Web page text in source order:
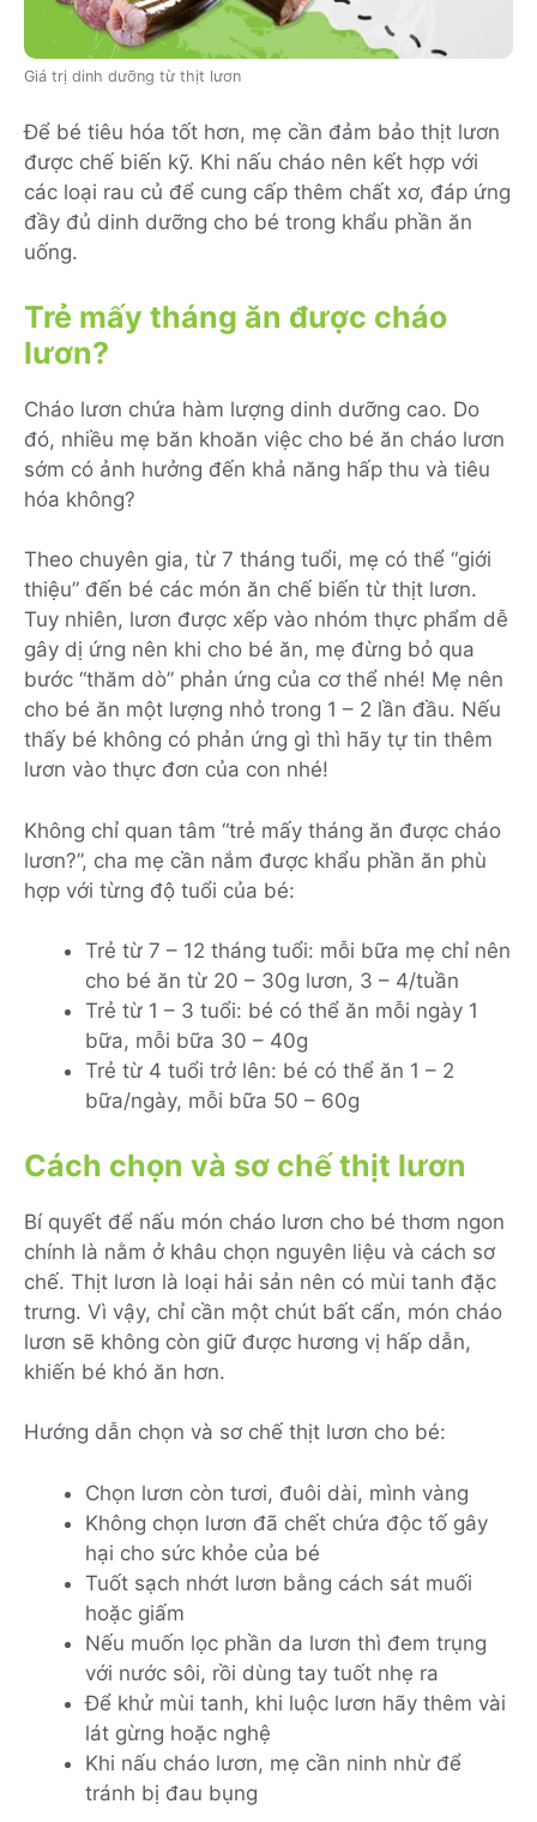
Giá trị dinh dưỡng từ thịt lươn
Để bé tiêu hóa tốt hơn, mẹ cần đảm bảo thịt lươn
được chế biến kỹ. Khi nấu cháo nên kết hợp với
các loại rau củ để cung cấp thêm chất xơ, đáp ứng
đầy đủ dinh dưỡng cho bé trong khẩu phần ăn
uống.
Trẻ mấy tháng ăn được cháo
lươn?
Cháo lươn chứa hàm lượng dinh dưỡng cao. Do
đó, nhiều mẹ băn khoăn việc cho bé ăn cháo lươn
sớm có ảnh hưởng đến khả năng hấp thu và tiêu
hóa không?
Theo chuyên gia, từ 7 tháng tuổi, mẹ có thể “giới
thiệu” đến bé các món ăn chế biến từ thịt lươn.
Tuy nhiên, lươn được xếp vào nhóm thực phẩm dễ
gây dị ứng nên khi cho bé ăn, mẹ đừng bỏ qua
bước “thăm dò” phản ứng của cơ thể nhé! Mẹ nên
cho bé ăn một lượng nhỏ trong 1 – 2 lần đầu. Nếu
thấy bé không có phản ứng gì thì hãy tự tin thêm
lươn vào thực đơn của con nhé!
Không chỉ quan tâm “trẻ mấy tháng ăn được cháo
lươn?”, cha mẹ cần nắm được khẩu phần ăn phù
hợp với từng độ tuổi của bé:
Trẻ từ 7 – 12 tháng tuổi: mỗi bữa mẹ chỉ nên
cho bé ăn từ 20 – 30g lươn, 3 – 4/tuần
Trẻ từ 1 – 3 tuổi: bé có thể ăn mỗi ngày 1
bữa, mỗi bữa 30 – 40g
Trẻ từ 4 tuổi trở lên: bé có thể ăn 1 – 2
bữa/ngày, mỗi bữa 50 – 60g
Cách chọn và sơ chế thịt lươn
Bí quyết để nấu món cháo lươn cho bé thơm ngon
chính là nằm ở khâu chọn nguyên liệu và cách sơ
chế. Thịt lươn là loại hải sản nên có mùi tanh đặc
trưng. Vì vậy, chỉ cần một chút bất cẩn, món cháo
lươn sẽ không còn giữ được hương vị hấp dẫn,
khiến bé khó ăn hơn.
Hướng dẫn chọn và sơ chế thịt lươn cho bé:
Chọn lươn còn tươi, đuôi dài, mình vàng
Không chọn lươn đã chết chứa độc tố gây
hại cho sức khỏe của bé
Tuốt sạch nhớt lươn bằng cách sát muối
hoặc giấm
Nếu muốn lọc phần da lươn thì đem trụng
với nước sôi, rồi dùng tay tuốt nhẹ ra
Để khử mùi tanh, khi luộc lươn hãy thêm vài
lát gừng hoặc nghệ
Khi nấu cháo lươn, mẹ cần ninh nhừ để
tránh bị đau bụng